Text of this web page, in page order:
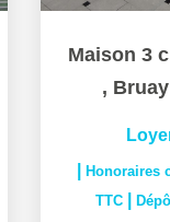
,
Honoraires
TTC